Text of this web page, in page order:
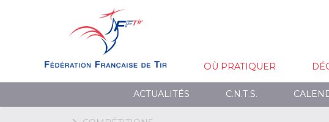
OÙ PRATIQUER
ACTUALITÉS C.N.T.S.